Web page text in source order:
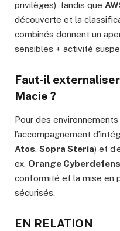
privilèges), tandis que
découverte et la
combinés donnent un
sensibles + activité
Faut-il
Macie ?
Pour des
l’accompagnement
Atos Sopra Steria) et
ex. Orange
conformité et la mise en
sécurisés.
EN RELATION